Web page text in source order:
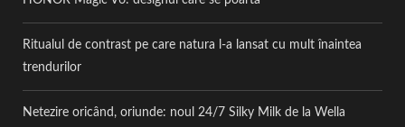
Ritualul de contrast pe care natura l-a lansat cu mult înaintea
trendurilor
Netezire oricând, oriunde: noul 24/7 Silky Milk de la Wella